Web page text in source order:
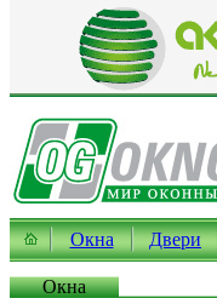
Окна Двери
Окна